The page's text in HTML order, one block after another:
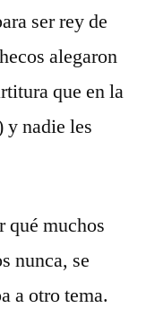
ser rey de
alegaron
que en la
y nadie les
qué muchos
nunca, se
a otro tema.